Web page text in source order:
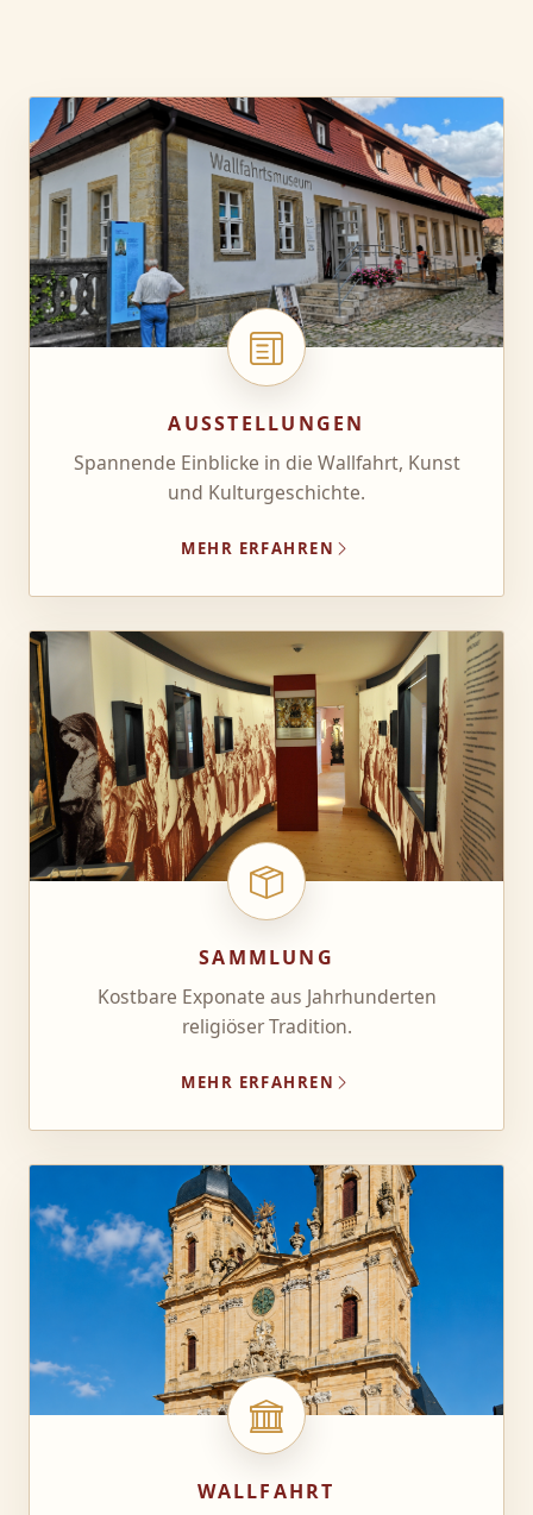
AUSSTELLUNGEN
Spannende Einblicke in die Wallfahrt, Kunst
und Kulturgeschichte.
MEHR ERFAHREN
SAMMLUNG
Kostbare Exponate aus Jahrhunderten
religiöser Tradition.
MEHR ERFAHREN
WALLFAHRT